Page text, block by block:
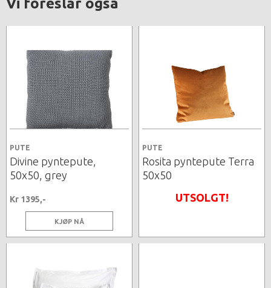
Vi foreslår også
PUTE
Divine pyntepute,
50x50, grey
Kr 1395,-
KJØP NÅ
PUTE
Rosita pyntepute Terra
50x50
UTSOLGT!